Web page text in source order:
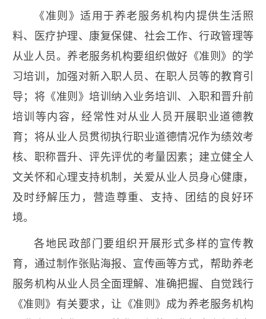
《准则》适用于养老服务机构内提供生活照
料、医疗护理、康复保健、社会工作、行政管理等
从业人员。养老服务机构要组织做好《准则》的学
习培训，加强对新入职人员、在职人员等的教育引
导；将《准则》培训纳入业务培训、入职和晋升前
培训等内容，经常性对从业人员开展职业道德教
育；将从业人员贯彻执行职业道德情况作为绩效考
核、职称晋升、评先评优的考量因素；建立健全人
文关怀和心理支持机制，关爱从业人员身心健康，
及时纾解压力，营造尊重、支持、团结的良好环
境。
各地民政部门要组织开展形式多样的宣传教
育，通过制作张贴海报、宣传画等方式，帮助养老
服务机构从业人员全面理解、准确把握、自觉践行
《准则》有关要求，让《准则》成为养老服务机构